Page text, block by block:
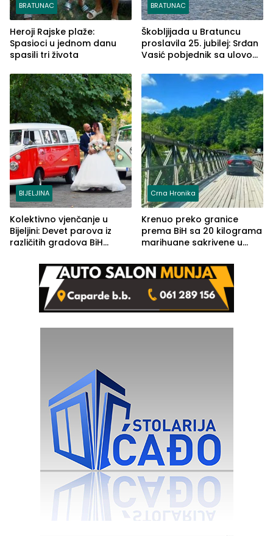
BRATUNAC
Heroji Rajske plaže:
Spasioci u jednom danu
spasili tri života
BRATUNAC
Škobljijada u Bratuncu
proslavila 25. jubilej: Srđan
Vasić pobjednik sa ulovom
BIJELJINA
Kolektivno vjenčanje u
Bijeljini: Devet parova iz
različitih gradova BiH
Crna Hronika
Krenuo preko granice
prema BiH sa 20 kilograma
marihuane sakrivene u